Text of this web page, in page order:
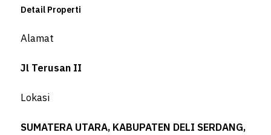
Detail Properti
Alamat
Jl Terusan II
Lokasi
SUMATERA UTARA, KABUPATEN DELI SERDANG,